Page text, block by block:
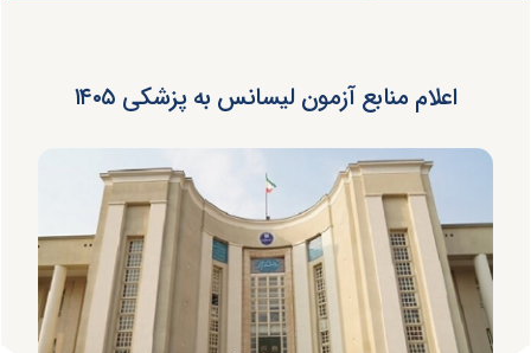
اعلام منابع آزمون لیسانس به پزشکی ۱۴۰۵